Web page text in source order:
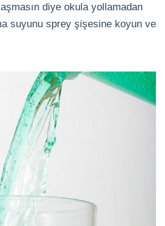
diye okula yollamadan
suyunu sprey şişesine koyun ve